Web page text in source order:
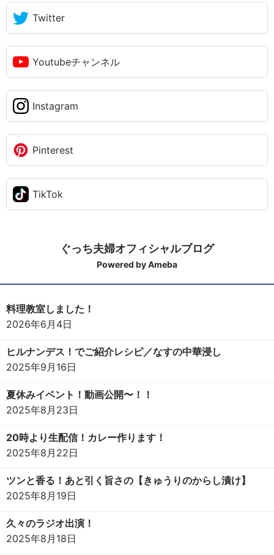
Twitter
Youtubeチャンネル
Instagram
Pinterest
TikTok
ぐっち夫婦オフィシャルブログ
Powered by Ameba
料理教室しました！
2026年6月4日
ヒルナンデス！でご紹介レシピ／なすの中華浸し
2025年9月16日
夏休みイベント！動画公開〜！！
2025年8月23日
20時より生配信！カレー作ります！
2025年8月22日
ツンと香る！あと引く旨さの【きゅうりのからし漬け】
2025年8月19日
久々のラジオ出演！
2025年8月18日